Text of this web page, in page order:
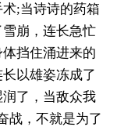
;当诗诗的药箱
崩，连长急忙
挡住涌进来的
以雄姿冻成了
了，当敌众我
战，不就是为了